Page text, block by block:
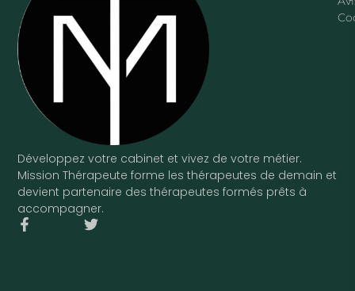
Développez votre cabinet et vivez de votre métier.
Mission Thérapeute forme les thérapeutes de demain et
devient partenaire des thérapeutes formés prêts à
accompagner.
F
T